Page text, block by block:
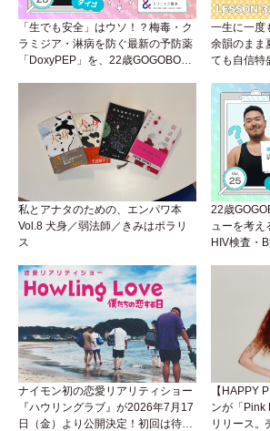
「生でも安全」はウソ！？梅毒・ク
ラミジア・淋病を防ぐ最新の予防薬
「DoxyPEP」を、22歳GOGOBOY
（Vol.26）
一生に一度
余韻のまま
ても自信特
私とアナタのための、エンパワ本
Vol.8 犬身／弱法師／きみはポラリ
ス
22歳
ューを考え
HIV検査・
性トーク
生に聞けば
ナイモン初の恋愛リアリティショー
『ハウリングラブ』が2026年7月17
日（金）より公開決定！初回は待望
【HAPPY
ンが「Pink
リリース。